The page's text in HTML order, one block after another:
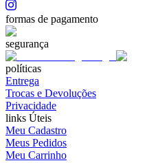
formas de pagamento
segurança
políticas
Entrega
Trocas e Devoluções
Privacidade
links Úteis
Meu Cadastro
Meus Pedidos
Meu Carrinho